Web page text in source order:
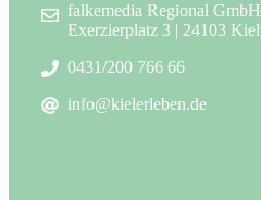
falkemedia Regional GmbH
Exerzierplatz 3 | 24103 Kiel
0431/200 766 66
info@kielerleben.de